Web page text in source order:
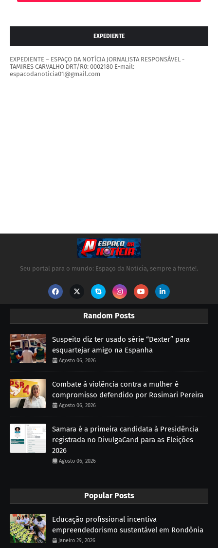
EXPEDIENTE
EXPEDIENTE – ESPAÇO DA NOTÍCIA JORNALISTA RESPONSÁVEL -
TAMIRES CARVALHO DRT/R0: 0002180 E-mail:
espacodanoticia01@gmail.com
Seu portal para o mundo: Espaço da Notícia, sempre a frente!.
Random Posts
Suspeito diz ter usado série “Dexter” para
esquartejar amigo na Espanha
Agosto 06, 2026
Combate à violência contra a mulher é
compromisso defendido por Rosimari Pereira
Agosto 06, 2026
Samara é a primeira candidata à Presidência
registrada no DivulgaCand para as Eleições
2026
Agosto 06, 2026
Popular Posts
Educação profissional incentiva
empreendedorismo sustentável em Rondônia
janeiro 29, 2026